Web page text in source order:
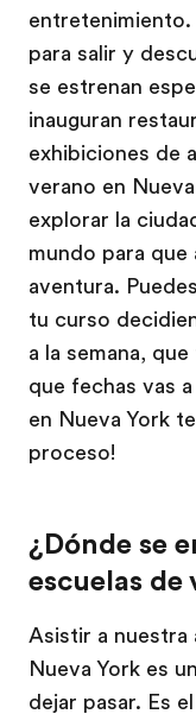
entretenimiento.
para salir y
se estrenan
inauguran
exhibiciones de
verano en
explorar la
mundo para que
aventura.
tu curso
a la semana,
que fechas vas
en Nueva York
proceso!
¿Dónde se
escuelas de
Asistir a nuestra
Nueva York es
dejar pasar. Es